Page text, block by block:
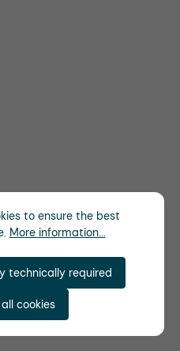
to ensure the best
More information...
technically required
cookies